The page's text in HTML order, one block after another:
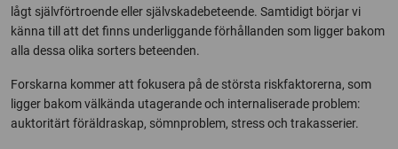
lågt självförtroende eller självskadebeteende. Samtidigt börjar vi
känna till att det finns underliggande förhållanden som ligger bakom
alla dessa olika sorters beteenden.
Forskarna kommer att fokusera på de största riskfaktorerna, som
ligger bakom välkända utagerande och internaliserade problem:
auktoritärt föräldraskap, sömnproblem, stress och trakasserier.